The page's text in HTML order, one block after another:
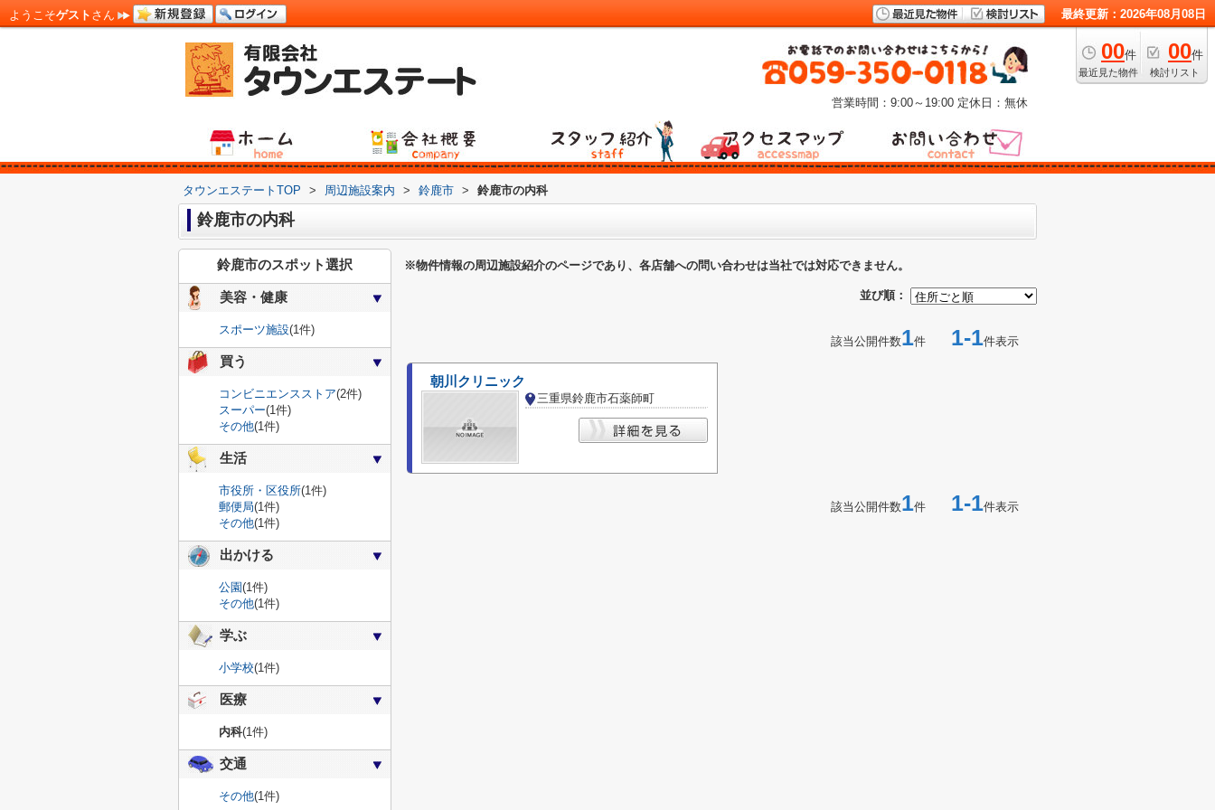
ようこそゲスト さん 最終更新：2026年08月08日
00件
最近見た物件
00件
検討リスト
営業時間：9:00～19:00 定休日：無休
タウンエステートTOP > 周辺施設案内 > 鈴鹿市 > 鈴鹿市の内科
鈴鹿市の内科
※物件情報の周辺施設紹介のページであり、各店舗への問い合わせは当社では対応できません。
並び順：
該当公開件数1件 1-1件表示
朝川クリニック
三重県鈴鹿市石薬師町
該当公開件数1件 1-1件表示
鈴鹿市のスポット選択
美容・健康
スポーツ施設(1件)
買う
コンビニエンスストア(2件)
スーパー(1件)
その他(1件)
生活
市役所・区役所(1件)
郵便局(1件)
その他(1件)
出かける
公園(1件)
その他(1件)
学ぶ
小学校(1件)
医療
内科(1件)
交通
その他(1件)